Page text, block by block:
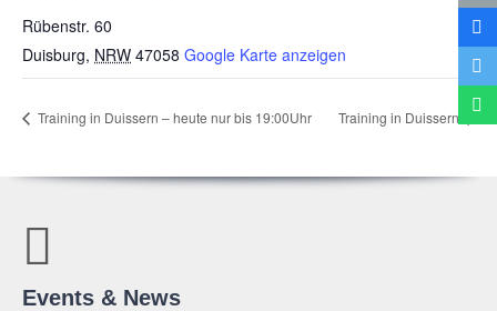
Rübenstr. 60
Duisburg, NRW 47058 Google Karte anzeigen
Trai­ning in Duis­sern – heute nur bis 19:00Uhr Trai­ning in Duissern
Events & News